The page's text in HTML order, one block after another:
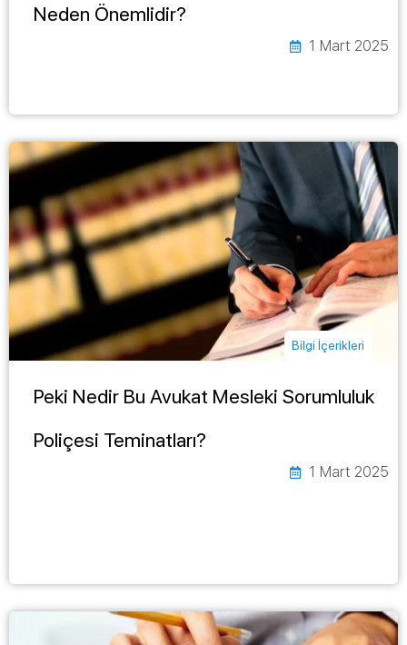
Neden Önemlidir?
1 Mart 2025
Bilgi İçerikleri
Peki Nedir Bu Avukat Mesleki Sorumluluk
Poliçesi Teminatları?
1 Mart 2025